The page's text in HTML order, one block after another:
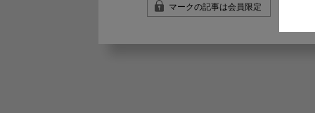
マークの記事は会員限定